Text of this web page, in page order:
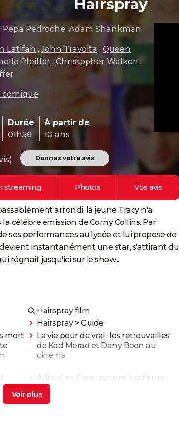
Hairspray
Pepa Pedroche, Adam Shankman
Latifah ,John Travolta , Queen
Pfeiffer , Christopher Walken ,
comique
Durée
01h56
À partir de
10 ans
) Donnez votre avis
streaming Photos Vosavis
arrondi, la jeune Tracy n'a
célèbre émission de Corny Collins. Par
ses performances au lycée et lui propose de
instantanément une star, s'attirant du
régnait jusqu'ici sur le show...
Hairspray film
Hairspray> Guide
mort
La vie pour de vrai : les retrouvailles
de Kad Merad et Dany Boon au
cinéma
Adieu Les Cons : synopsis, critique,
César, âge, bande-annonce, avis...